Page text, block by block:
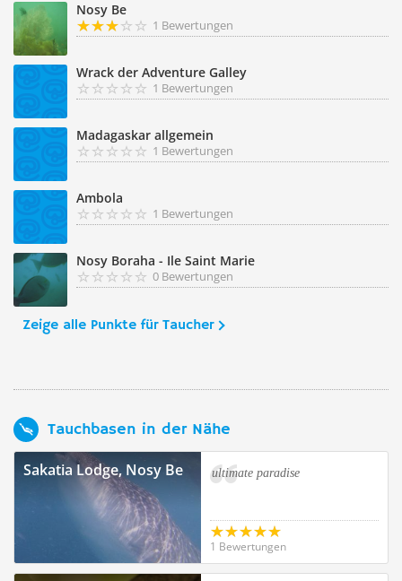
Nosy Be
1 Bewertungen
Wrack der Adventure Galley
1 Bewertungen
Madagaskar allgemein
1 Bewertungen
Ambola
1 Bewertungen
Nosy Boraha - Ile Saint Marie
0 Bewertungen
Zeige alle Punkte für Taucher
Tauchbasen in der Nähe
Sakatia Lodge, Nosy Be ultimate paradise
1 Bewertungen